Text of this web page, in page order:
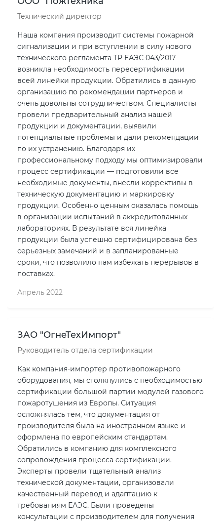
Технический директор
Наша компания производит системы пожарной
сигнализации и при вступлении в силу нового
технического регламента ТР ЕАЭС 043/2017
возникла необходимость пересертификации
всей линейки продукции. Обратились в данную
организацию по рекомендации партнеров и
очень довольны сотрудничеством. Специалисты
провели предварительный анализ нашей
продукции и документации, выявили
потенциальные проблемы и дали рекомендации
по их устранению. Благодаря их
профессиональному подходу мы оптимизировали
процесс сертификации — подготовили все
необходимые документы, внесли коррективы в
техническую документацию и маркировку
продукции. Особенно ценным оказалась помощь
в организации испытаний в аккредитованных
лабораториях. В результате вся линейка
продукции была успешно сертифицирована без
серьезных замечаний и в запланированные
сроки, что позволило нам избежать перерывов в
поставках.
Апрель 2022
ЗАО "ОгнеТехИмпорт"
Руководитель отдела сертификации
Как компания-импортер противопожарного
оборудования, мы столкнулись с необходимостью
сертификации большой партии модулей газового
пожаротушения из Европы. Ситуация
осложнялась тем, что документация от
производителя была на иностранном языке и
оформлена по европейским стандартам.
Обратились в компанию для комплексного
сопровождения процесса сертификации.
Эксперты провели тщательный анализ
технической документации, организовали
качественный перевод и адаптацию к
требованиям ЕАЭС. Были проведены
консультации с производителем для получения